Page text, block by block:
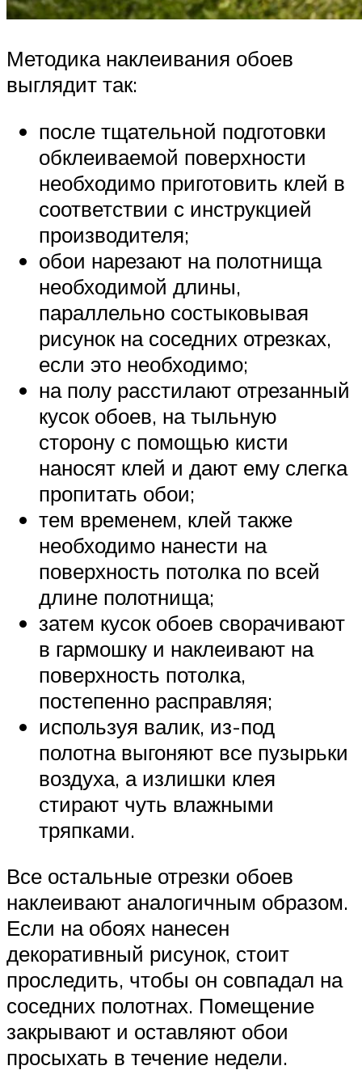
Методика наклеивания обоев
выглядит так:
после тщательной подготовки
обклеиваемой поверхности
необходимо приготовить клей в
соответствии с инструкцией
производителя;
обои нарезают на полотнища
необходимой длины,
параллельно состыковывая
рисунок на соседних отрезках,
если это необходимо;
на полу расстилают отрезанный
кусок обоев, на тыльную
сторону с помощью кисти
наносят клей и дают ему слегка
пропитать обои;
тем временем, клей также
необходимо нанести на
поверхность потолка по всей
длине полотнища;
затем кусок обоев сворачивают
в гармошку и наклеивают на
поверхность потолка,
постепенно расправляя;
используя валик, из-под
полотна выгоняют все пузырьки
воздуха, а излишки клея
стирают чуть влажными
тряпками.
Все остальные отрезки обоев
наклеивают аналогичным образом.
Если на обоях нанесен
декоративный рисунок, стоит
проследить, чтобы он совпадал на
соседних полотнах. Помещение
закрывают и оставляют обои
просыхать в течение недели.